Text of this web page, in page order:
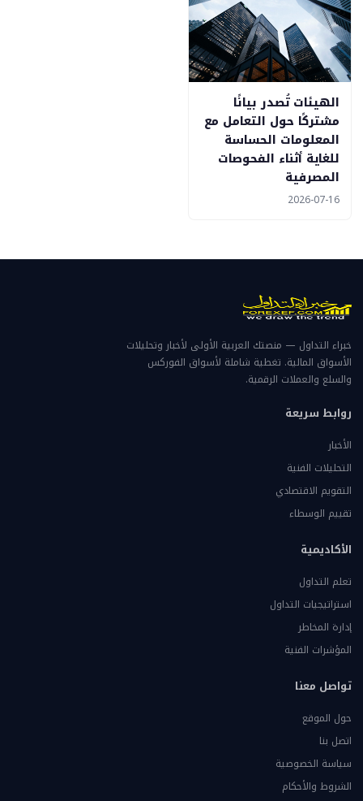
الهيئات تُصدر بيانًا
مشتركًا حول التعامل مع
المعلومات الحساسة
للغاية أثناء الفحوصات
المصرفية
2026-07-16
خبراء التداول — منصتك العربية الأولى لأخبار وتحليلات
الأسواق المالية. تغطية شاملة لأسواق الفوركس
والسلع والعملات الرقمية.
روابط سريعة
الأخبار
التحليلات الفنية
التقويم الاقتصادي
تقييم الوسطاء
الأكاديمية
تعلم التداول
استراتيجيات التداول
إدارة المخاطر
المؤشرات الفنية
تواصل معنا
حول الموقع
اتصل بنا
سياسة الخصوصية
الشروط والأحكام